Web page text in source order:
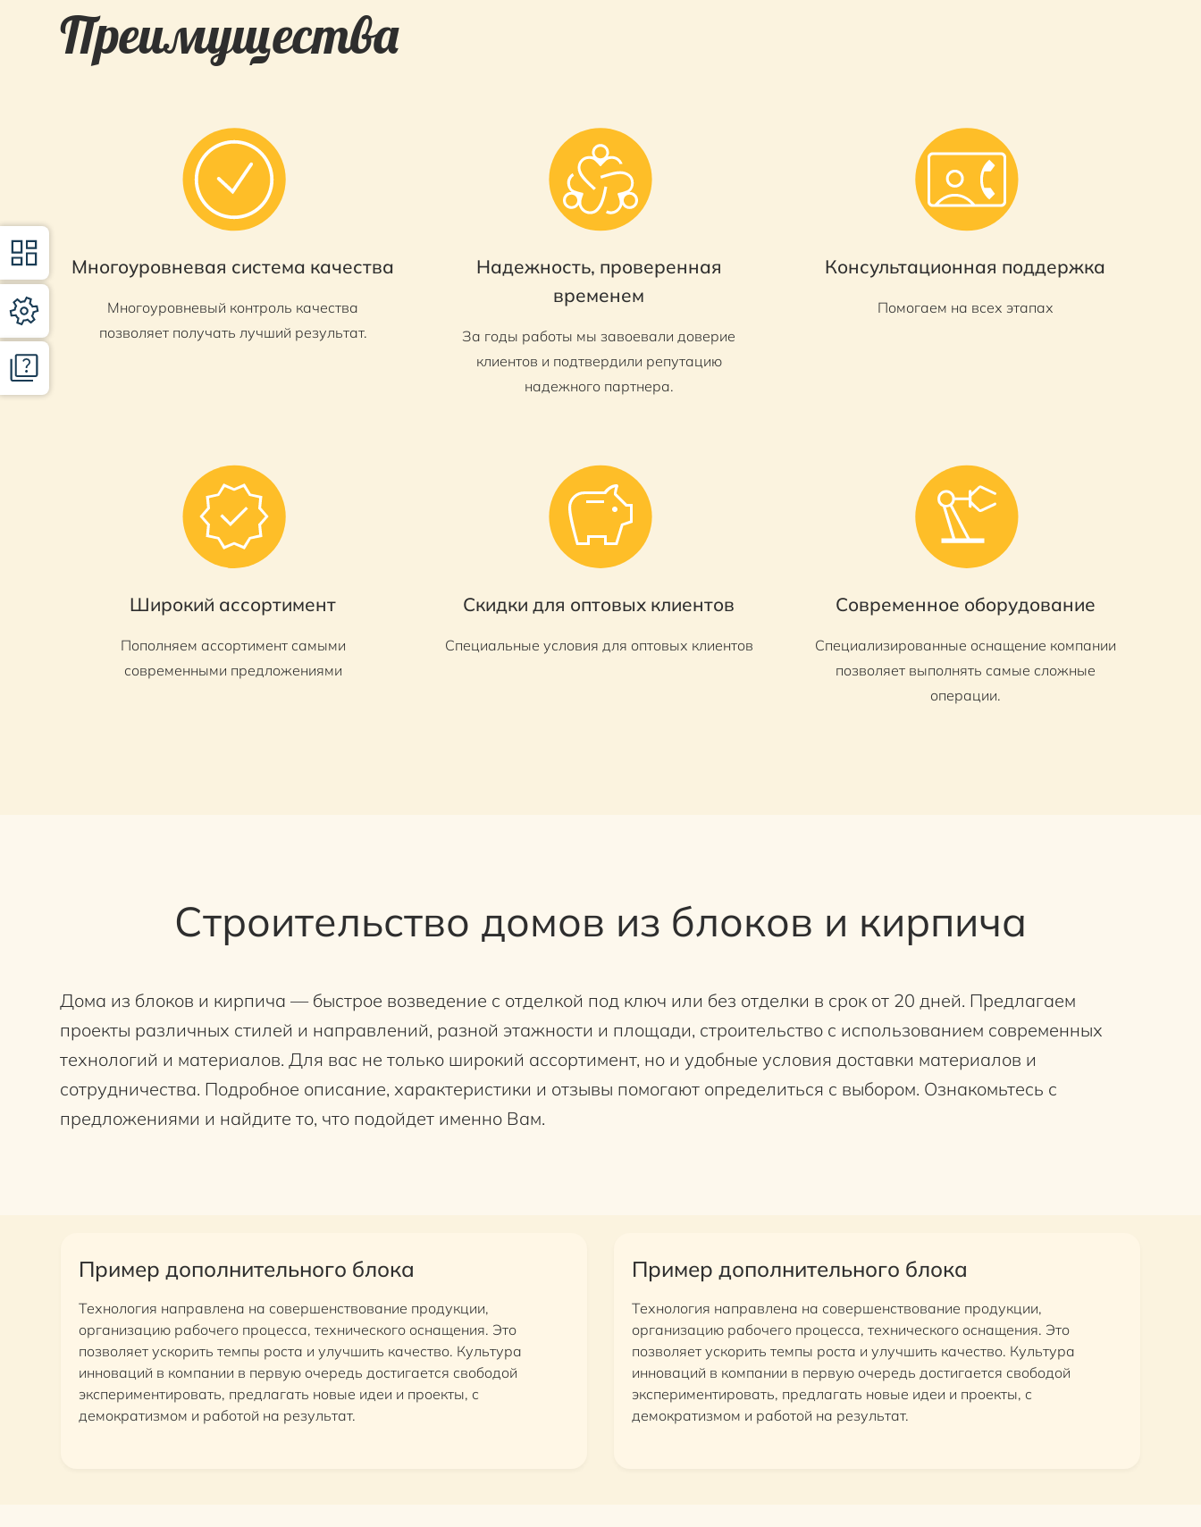
Преимущества
Многоуровневая система качества
Многоуровневый контроль качества
позволяет получать лучший результат.
Надежность, проверенная
временем
За годы работы мы завоевали доверие
клиентов и подтвердили репутацию
надежного партнера.
Консультационная поддержка
Помогаем на всех этапах
Широкий ассортимент
Пополняем ассортимент самыми
современными предложениями
Скидки для оптовых клиентов
Специальные условия для оптовых клиентов
Современное оборудование
Специализированные оснащение компании
позволяет выполнять самые сложные
операции.
Строительство домов из блоков и кирпича
Дома из блоков и кирпича — быстрое возведение с отделкой под ключ или без отделки в срок от 20 дней. Предлагаем
проекты различных стилей и направлений, разной этажности и площади, строительство с использованием современных
технологий и материалов. Для вас не только широкий ассортимент, но и удобные условия доставки материалов и
сотрудничества. Подробное описание, характеристики и отзывы помогают определиться с выбором. Ознакомьтесь с
предложениями и найдите то, что подойдет именно Вам.
Пример дополнительного блока
Технология направлена на совершенствование продукции,
организацию рабочего процесса, технического оснащения. Это
позволяет ускорить темпы роста и улучшить качество. Культура
инноваций в компании в первую очередь достигается свободой
экспериментировать, предлагать новые идеи и проекты, с
демократизмом и работой на результат.
Пример дополнительного блока
Технология направлена на совершенствование продукции,
организацию рабочего процесса, технического оснащения. Это
позволяет ускорить темпы роста и улучшить качество. Культура
инноваций в компании в первую очередь достигается свободой
экспериментировать, предлагать новые идеи и проекты, с
демократизмом и работой на результат.